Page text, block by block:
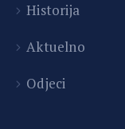
Historija
Aktuelno
Odjeci